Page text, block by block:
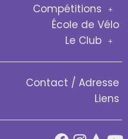
Compétitions
École de Vélo
Le Club
Contact / Adresse
Liens